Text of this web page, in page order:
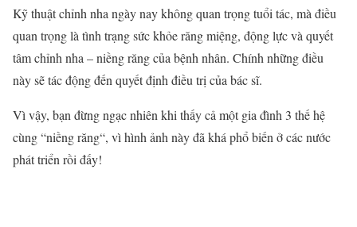
Kỹ thuậtchỉnh nha ngày nay không quan trọng tuổi tác, mà điều
quan trọng là tình trạng sức khỏe răng miệng, động lực và quyết
tâmchỉnh nha –niềng răngcủa bệnh nhân. Chính những điều
này sẽ tác động đến quyết định điều trị của bác sĩ.
Vì vậy, bạn đừng ngạc nhiên khi thấy cả một gia đình 3 thế hệ
cùng “niềng răng“, vì hình ảnh này đã khá phổ biến ở các nước
phát triển rồi đấy!